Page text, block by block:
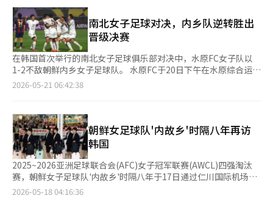
的组织文化的积累。韩国足球协会是韩国足球的最高行政机构，不
仅仅管理代表队。它负责青少年培养、教练培训、裁判系统、女子
足球、业余足球、K联赛的合作以及国际竞争力的提升。如果这样
的机构被特定的人脉、惯例和内部逻辑所束缚，韩国足球的未来必
然会受到限制。行政管理不专业，竞技水平也难以持久。2002年
韩日世界杯的成功并非仅依靠希丁克教练的能力。当时的代表队将
实力置于名气之上，将标准置于惯例之上，将准备置于面子之上。
体能、组织力、科学训练和公平的球员选拔相结合，才成就了辉
拔程序必须在可公开的范围内制度化，明确候选人构成、评估标
准、会议记录和决策权。其次，实力增强委员会必须确保其独立性
和专业性，避免沦为形式化的机构。第三，协会董事会的构成和决
策结构应当开放，反映足球界人士、行政、法律、会计、体育科学
和球迷代表的意见。第四，必须明确失败的责任体系。每次代表队
失败时仅更换教练，而协会却不作改变的方式已不再适用。现在需
要的不是更换一位教练，而是全面改革韩国足球协会的运作结构。
韩国足球的未来不能仅依靠球员的斗志，必须有公正的程序、专业
赛总决赛以来，时隔约8年再次参加在韩国举行的体育比赛。在足
球项目上，自2014年仁川亚运会以来，朝鲜运动员时隔12年再次
访问韩国。这是朝鲜女子足球俱乐部首次来访。 中央通讯社表
示，“内乡队与韩国水原队的半决赛于20日在韩国进行”，并指
出“在激烈的攻防战中，尽管在下半场首先失球，但我们的运动员
通过加强相互配合，展开了强有力的进攻”。 报道中提到，比赛
中由崔金玉和金京英进球，并透露决赛将于23日举行。 然而，中
央通讯社并未报道由南方民间团体组织的南北共同应援团的加油等
队”，比赛地点也仅写为“韩国”。 朝鲜居民所阅读的《劳动新
闻》在第三版上完整刊登了中央通讯社的报道，并配以内乡队员在
雨中欢呼和比赛中的照片。※ 本报道经人工智能（AI）系统翻译与
编辑。
南北女子足球对决，内乡队逆转胜出
晋级决赛
在韩国首次举行的南北女子足球俱乐部对决中，水原FC女子队以
1-2不敌朝鲜内乡女子足球队。 水原FC于20日下午在水原综合运动
场举行的2025-26亚洲足球联合会(AFC)女子冠军联赛(AWCL)半决
朝鲜运动员自2018年12月在仁川举行的国际乒乓球联合会(ITTF)
世界巡回赛总决赛中与韩国选手搭档参赛以来，时隔约8年再次参
加在韩国举行的体育赛事。 在足球项目上，朝鲜运动员自2014年
仁川亚运会以来，时隔12年再次访问韩国。这是朝鲜女子足球俱乐
部首次来韩。 尽管暴雨倾盆，水原城堡公园仍吸引了5763名观众
到场。国会议长吴元植、文化体育观光部部长崔辉永、韩国体育会
会长柳承敏等也到场观看比赛。 李在明总统在当天下午青瓦台举
行的第22届国务会议暨第9次紧急经济检查会议上表示：“我其实
2026-05-21 06:42:38
朝鲜女足球队'内故乡'时隔八年再访
韩国
2025~2026亚洲足球联合会(AFC)女子冠军联赛(AWCL)四强淘汰
赛，朝鲜女子足球队'内故乡'时隔八年于17日通过仁川国际机场入
境。 根据联合新闻社报道，内故乡队于当天14时20分乘坐中国国
2026-05-18 04:16:36